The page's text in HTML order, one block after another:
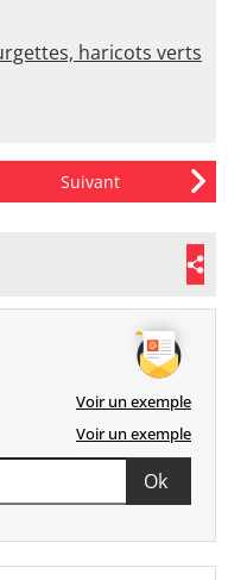
haricots verts
Voir un exemple
Voir un exemple